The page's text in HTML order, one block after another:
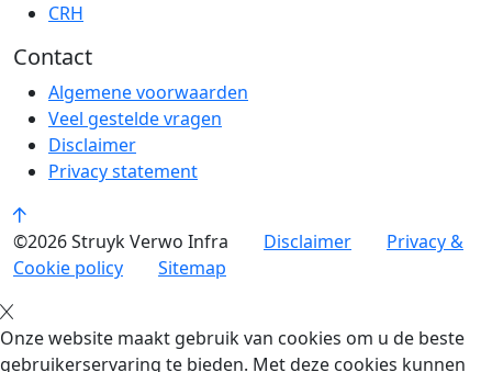
CRH
Contact
Algemene voorwaarden
Veel gestelde vragen
Disclaimer
Privacy statement
©2026 Struyk Verwo Infra Disclaimer
Privacy &
Cookie policy
Sitemap
Onze website maakt gebruik van cookies om u de beste
gebruikerservaring te bieden. Met deze cookies kunnen